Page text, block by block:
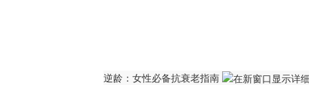
逆龄：女性必备抗衰老指南